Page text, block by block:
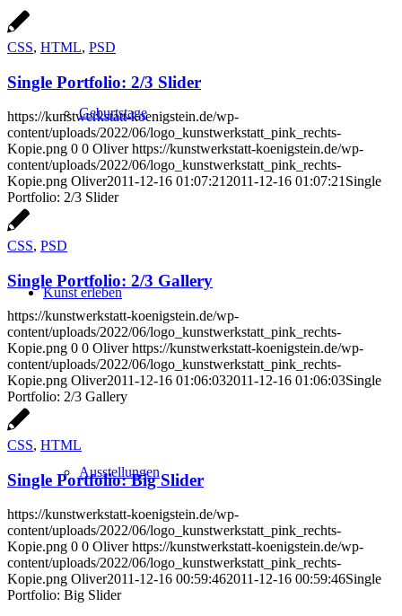
Geburtstage
Kunst erleben
Ausstellungen
CSS, HTML, PSD
Single Portfolio: 2/3 Slider
https://kunstwerkstatt-koenigstein.de/wp-
content/uploads/2022/06/logo_kunstwerkstatt_pink_rechts-
Kopie.png 0 0 Oliver https://kunstwerkstatt-koenigstein.de/wp-
content/uploads/2022/06/logo_kunstwerkstatt_pink_rechts-
Kopie.png Oliver2011-12-16 01:07:21 2011-12-16 01:07:21 Single
Portfolio: 2/3 Slider
CSS, PSD
Single Portfolio: 2/3 Gallery
https://kunstwerkstatt-koenigstein.de/wp-
content/uploads/2022/06/logo_kunstwerkstatt_pink_rechts-
Kopie.png 0 0 Oliver https://kunstwerkstatt-koenigstein.de/wp-
content/uploads/2022/06/logo_kunstwerkstatt_pink_rechts-
Kopie.png Oliver2011-12-16 01:06:032011-12-16 01:06:03Single
Portfolio: 2/3 Gallery
CSS, HTML
Single Portfolio: Big Slider
https://kunstwerkstatt-koenigstein.de/wp-
content/uploads/2022/06/logo_kunstwerkstatt_pink_rechts-
Kopie.png 0 0 Oliver https://kunstwerkstatt-koenigstein.de/wp-
content/uploads/2022/06/logo_kunstwerkstatt_pink_rechts-
Kopie.png Oliver2011-12-16 00:59:462011-12-16 00:59:46Single
Portfolio: Big Slider